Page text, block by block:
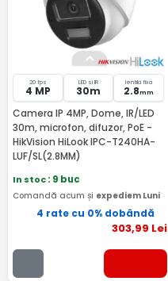
20 fps
4 MP
LED si IR
30m
lentila fixa
2.8mm
Camera IP 4MP, Dome, IR/LED
30m, microfon, difuzor, PoE -
HikVision HiLook IPC-T240HA-
LUF/SL(2.8MM)
In stoc: 9 buc
Comandă acum și expediem Luni
4 rate cu 0% dobândă
303,99 Lei